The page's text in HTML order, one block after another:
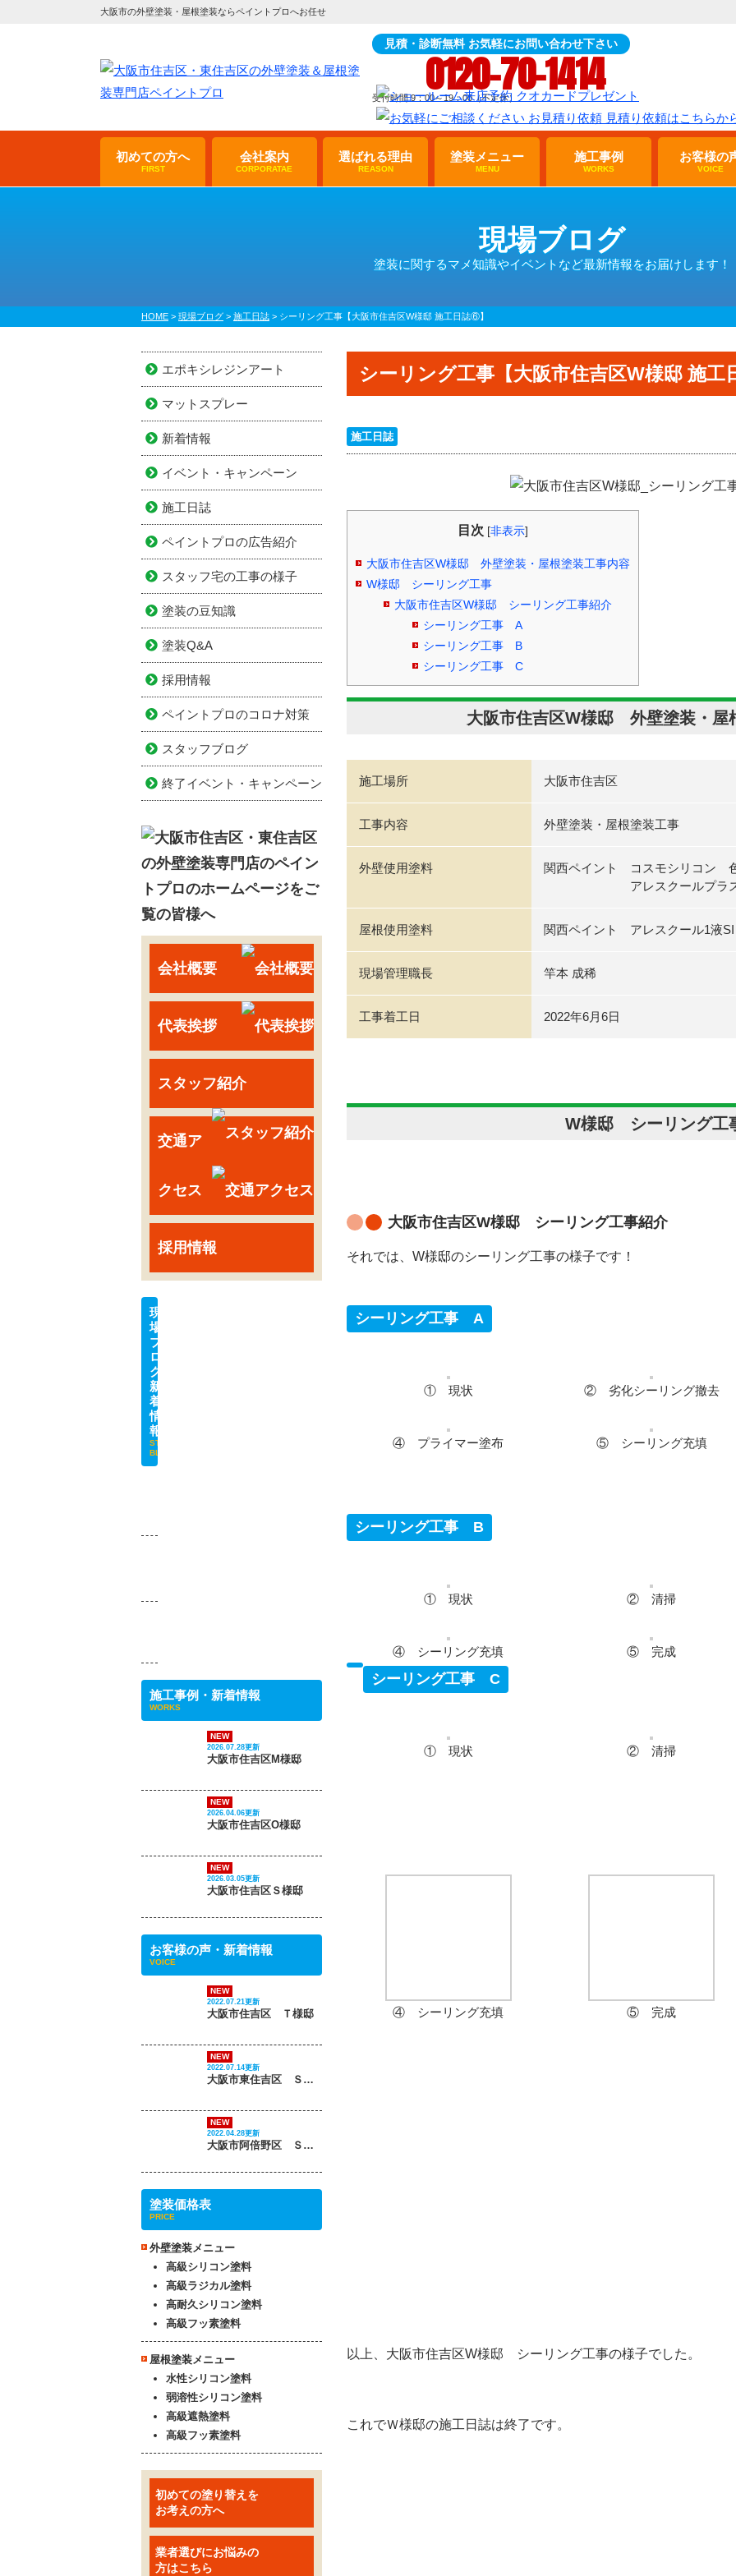
大阪市の外壁塗装・屋根塗装ならペイントプロへお任せ
見積・診断無料 お気軽にお問い合わせ下さい
0120-70-1414
受付時間 9：00～19：00（不定休）
初めての方へ
FIRST
会社案内
CORPORATAE
選ばれる理由
REASON
塗装メニュー
MENU
施工事例
WORKS
お客様の
VOICE
現場ブログ
塗装に関するマメ知識やイベントなど最新情報をお届けします！
HOME > 現場ブログ > 施工日誌 > シーリング工事【大阪市住吉区W様邸 施工日誌⑥】
シーリング工事【大阪市住吉区W様邸 施工
施工日誌
目次 [非表示]
大阪市住吉区W様邸 外壁塗装・屋根塗装工事内容
W様邸 シーリング工事
大阪市住吉区W様邸 シーリング工事紹介
シーリング工事 A
シーリング工事 B
シーリング工事 C
大阪市住吉区W様邸 外壁塗装・屋
施工場所 大阪市住吉区
工事内容 外壁塗装・屋根塗装工事
外壁使用塗料
関西ペイント コスモシリコン
アレスクールプラスウ
屋根使用塗料 関西ペイント アレスクール1液
現場管理職長 竿本 成稀
工事着工日 2022年6月6日
W様邸 シーリング工
大阪市住吉区W様邸 シーリング工事紹介
それでは、W様邸のシーリング工事の様子です！
シーリング工事 A
① 現状 ② 劣化シーリング撤去
④ プライマー塗布 ⑤ シーリング充填
シーリング工事 B
① 現状 ② 清掃
④ シーリング充填 ⑤ 完成
シーリング工事 C
① 現状 ② 清掃
大阪市住吉区・東住吉区
エポキシレジンアート
マットスプレー
新着情報
イベント・キャンペーン
施工日誌
ペイントプロの広告紹介
スタッフ宅の工事の様子
塗装の豆知識
塗装Q&A
採用情報
ペイントプロのコロナ対策
スタッフブログ
終了イベント・キャンペーン
会社概要
代表挨拶
スタッフ紹介
交通ア
クセス
採用情報
現場ブログ・新着情報
STAFF BLOG
大阪市住吉区O様邸
NEW
2026.03.05更新
大阪市住吉区Ｓ様邸
お客様の声・新着情報
NEW
2022.07.21更新
大阪市住吉区 Ｔ様邸
NEW
2022.04.28更新
大阪市阿倍野区 Ｓ様邸
塗装価格表
外壁塗装メニュー
高級シリコン塗料
高耐久シリコン塗料
高級フッ素塗料
屋根塗装メニュー
水性シリコン塗料
弱溶性シリコン塗料
高級遮熱塗料
高級フッ素塗料
初めての塗り替えを
お考えの方へ
業者選びにお悩みの
方はこちら
ペイントプロが
選ばれる理由
屋根塗装・外壁塗装
価格表はこちら